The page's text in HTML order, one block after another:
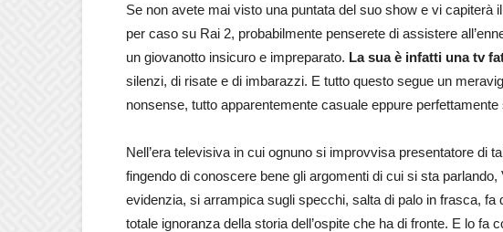
Se non avete mai visto una puntata del suo show e vi capiterà
per caso su Rai 2, probabilmente penserete di assistere
un giovanotto insicuro e impreparato. La sua è infatti una tv
silenzi, di risate e di imbarazzi. E tutto questo segue un
nonsense, tutto apparentemente casuale eppure perfettamente
Nell’era televisiva in cui ognuno si improvvisa presentatore di
fingendo di conoscere bene gli argomenti di cui si sta
evidenzia, si arrampica sugli specchi, salta di palo in frasca,
totale ignoranza della storia dell’ospite che ha di fronte. E lo fa